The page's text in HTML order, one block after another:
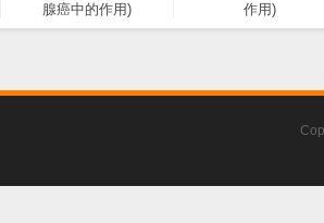
腺癌中的作用)
作用)